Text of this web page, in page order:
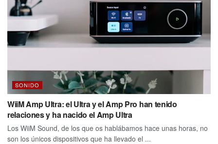
SONIDO
WiiM Amp Ultra: el Ultra y el Amp Pro han tenido
relaciones y ha nacido el Amp Ultra
Los WiiM Sound, de los que os hablábamos hace unas horas, no
son los únicos dispositivos que ha llevado el ...